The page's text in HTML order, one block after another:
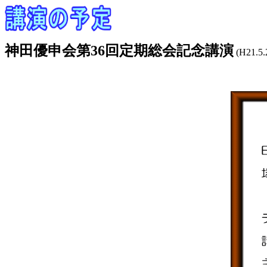
神田優申会第36回定期総会記念講演